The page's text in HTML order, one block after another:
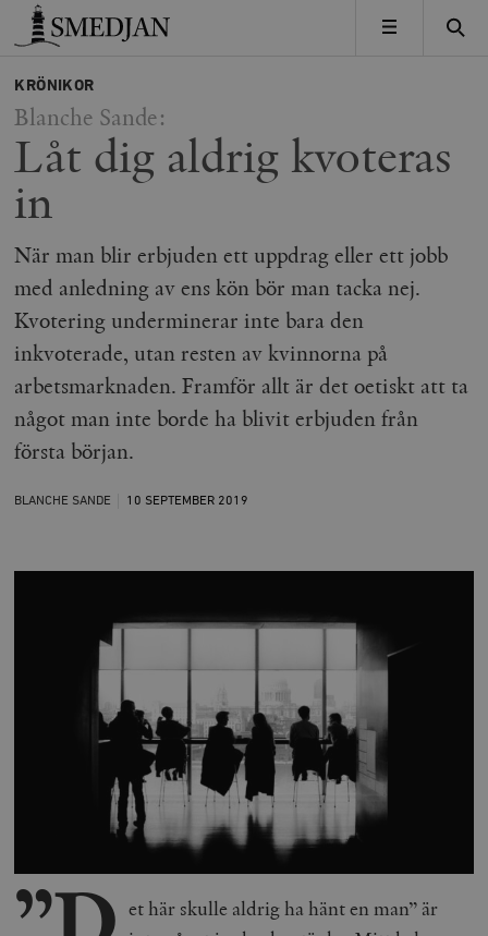
Timbro
MENY
KRÖNIKOR
Blanche Sande:
Låt dig aldrig kvoteras
in
När man blir erbjuden ett uppdrag eller ett jobb
med anledning av ens kön bör man tacka nej.
Kvotering underminerar inte bara den
inkvoterade, utan resten av kvinnorna på
arbetsmarknaden. Framför allt är det oetiskt att ta
något man inte borde ha blivit erbjuden från
första början.
BLANCHE SANDE 10 SEPTEMBER 2019
et här skulle aldrig ha hänt en man” är